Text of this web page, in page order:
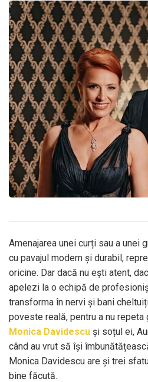
Amenajarea unei curți sau a unei
cu pavajul modern și durabil,
oricine. Dar dacă nu ești atent,
apelezi la o echipă de
transforma în nervi și bani
poveste reală, pentru a nu
Monica Davidescu și soțul ei,
când au vrut să își
Monica Davidescu are și trei
bine făcută.